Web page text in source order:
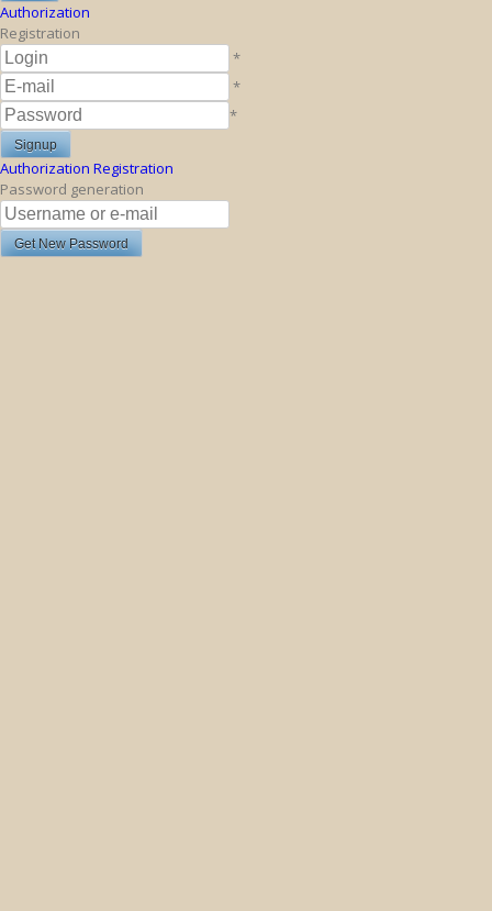
Authorization
Registration
*
*
*
Authorization Registration
Password generation